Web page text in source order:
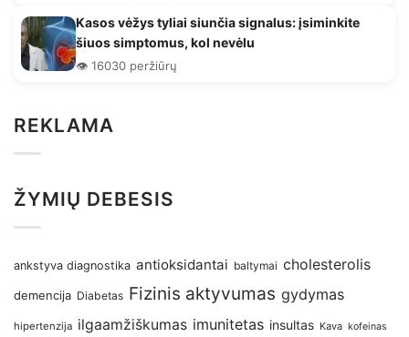
Kasos vėžys tyliai siunčia signalus: įsiminkite
šiuos simptomus, kol nevėlu
👁️ 16030 peržiūrų
REKLAMA
ŽYMIŲ DEBESIS
ankstyva diagnostika antioksidantai baltymai cholesterolis
demencija Diabetas Fizinis aktyvumas gydymas
hipertenzija ilgaamžiškumas imunitetas insultas Kava kofeinas